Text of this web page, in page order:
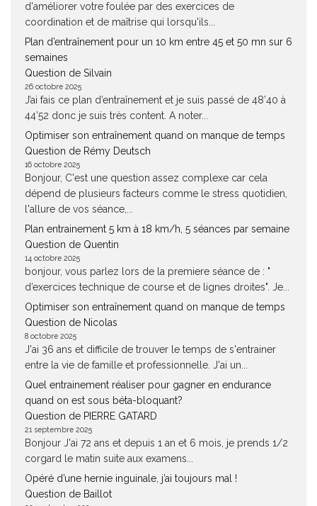
d'améliorer votre foulée par des exercices de
coordination et de maîtrise qui lorsqu'ils...
Plan d’entraînement pour un 10 km entre 45 et 50 mn sur 6
semaines
Question de Silvain
26 octobre 2025
J’ai fais ce plan d’entraînement et je suis passé de 48’40 à
44’52 donc je suis très content. A noter...
Optimiser son entraînement quand on manque de temps
Question de Rémy Deutsch
16 octobre 2025
Bonjour, C'est une question assez complexe car cela
dépend de plusieurs facteurs comme le stress quotidien,
l'allure de vos séance,...
Plan entrainement 5 km à 18 km/h, 5 séances par semaine
Question de Quentin
14 octobre 2025
bonjour, vous parlez lors de la premiere séance de : "
d’exercices technique de course et de lignes droites". Je...
Optimiser son entraînement quand on manque de temps
Question de Nicolas
8 octobre 2025
J'ai 36 ans et difficile de trouver le temps de s'entrainer
entre la vie de famille et professionnelle. J'ai un...
Quel entrainement réaliser pour gagner en endurance
quand on est sous béta-bloquant?
Question de PIERRE GATARD
21 septembre 2025
Bonjour J'ai 72 ans et depuis 1 an et 6 mois, je prends 1/2
corgard le matin suite aux examens...
Opéré d’une hernie inguinale, j’ai toujours mal !
Question de Baillot